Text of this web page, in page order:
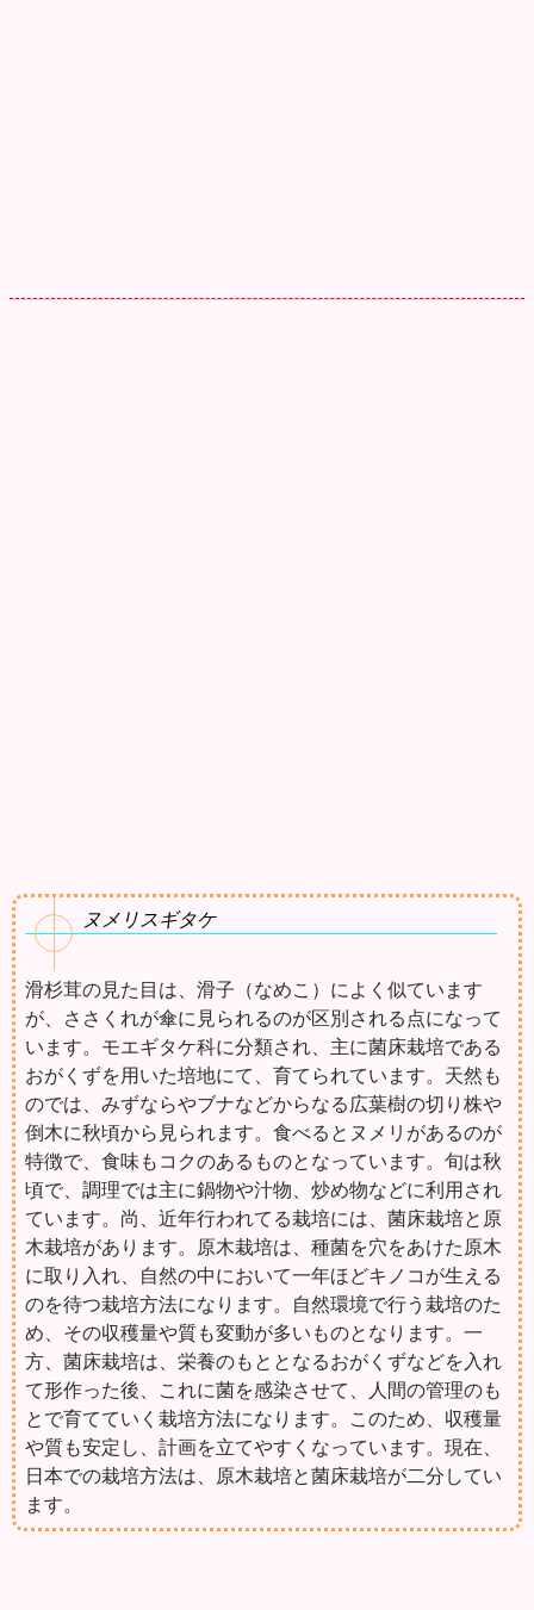
ヌメリスギタケ
滑杉茸の見た目は、滑子（なめこ）によく似ています
が、ささくれが傘に見られるのが区別される点になって
います。モエギタケ科に分類され、主に菌床栽培である
おがくずを用いた培地にて、育てられています。天然も
のでは、みずならやブナなどからなる広葉樹の切り株や
倒木に秋頃から見られます。食べるとヌメリがあるのが
特徴で、食味もコクのあるものとなっています。旬は秋
頃で、調理では主に鍋物や汁物、炒め物などに利用され
ています。尚、近年行われてる栽培には、菌床栽培と原
木栽培があります。原木栽培は、種菌を穴をあけた原木
に取り入れ、自然の中において一年ほどキノコが生える
のを待つ栽培方法になります。自然環境で行う栽培のた
め、その収穫量や質も変動が多いものとなります。一
方、菌床栽培は、栄養のもととなるおがくずなどを入れ
て形作った後、これに菌を感染させて、人間の管理のも
とで育てていく栽培方法になります。このため、収穫量
や質も安定し、計画を立てやすくなっています。現在、
日本での栽培方法は、原木栽培と菌床栽培が二分してい
ます。